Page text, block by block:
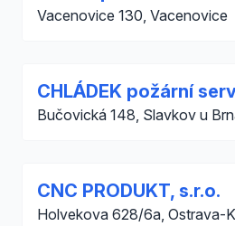
Vacenovice 130, Vacenovice
CHLÁDEK požární
Bučovická 148, Slavkov u
CNC PRODUKT, s.r.o.
Holvekova 628/6a, Ostrava-